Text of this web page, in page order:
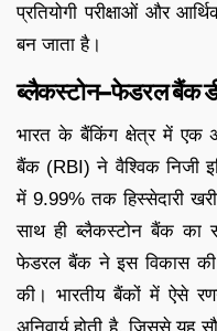
प्रतियोगी परीक्षाओं और
बन जाता है।
ब्लैकस्टोन–फेडरल बैंक
भारत के बैंकिंग क्षेत्र में एक
बैंक (RBI) ने वैश्विक निजी
में 9.99% तक हिस्सेदारी
साथ ही ब्लैकस्टोन बैंक का
फेडरल बैंक ने इस विकास की
की। भारतीय बैंकों में ऐसे